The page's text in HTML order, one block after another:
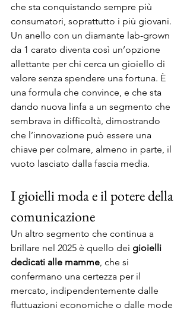
che sta conquistando sempre più
consumatori, soprattutto i più giovani.
Un anello con un diamante lab-grown
da 1 carato diventa così un’opzione
allettante per chi cerca un gioiello di
valore senza spendere una fortuna. È
una formula che convince, e che sta
dando nuova linfa a un segmento che
sembrava in difficoltà, dimostrando
che l’innovazione può essere una
chiave per colmare, almeno in parte, il
vuoto lasciato dalla fascia media.
I gioielli moda e il potere della
comunicazione
Un altro segmento che continua a
brillare nel 2025 è quello dei gioielli
dedicati alle mamme, che si
confermano una certezza per il
mercato, indipendentemente dalle
fluttuazioni economiche o dalle mode